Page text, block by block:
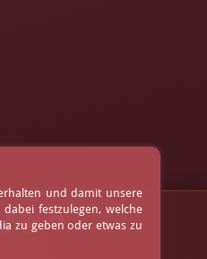
und damit unsere
festzulegen, welche
zu geben oder etwas zu